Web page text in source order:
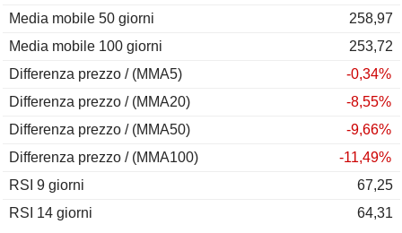
Media mobile 50 giorni
258,97
Media mobile 100 giorni
253,72
Differenza prezzo / (MMA5)
-0,34%
Differenza prezzo / (MMA20)
-8,55%
Differenza prezzo / (MMA50)
-9,66%
Differenza prezzo / (MMA100)
-11,49%
RSI 9 giorni
67,25
RSI 14 giorni
64,31
2009
2008
-57,64%
2007
-2,83%
2006
+18,97%
2005
+29,19%
2004
-3,91%
2003
2002